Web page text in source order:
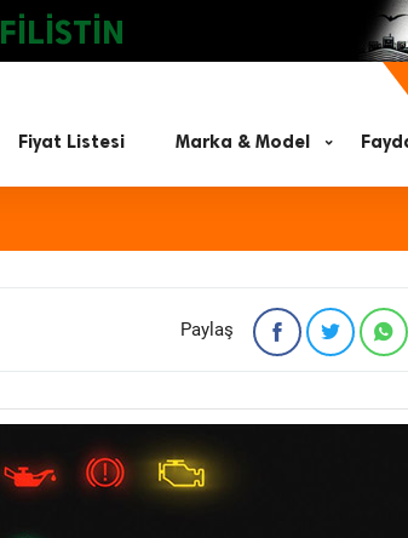
FİLİSTİN
Fiyat Listesi Marka & Model
Paylaş